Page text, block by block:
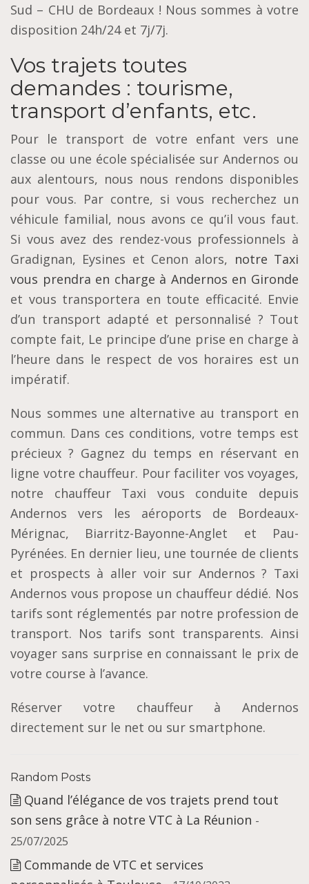
Sud – CHU de Bordeaux ! Nous sommes à votre
disposition 24h/24 et 7j/7j.
Vos trajets toutes
demandes : tourisme,
transport d’enfants, etc.
Pour le transport de votre enfant vers une
classe ou une école spécialisée sur Andernos ou
aux alentours, nous nous rendons disponibles
pour vous. Par contre, si vous recherchez un
véhicule familial, nous avons ce qu’il vous faut.
Si vous avez des rendez-vous professionnels à
Gradignan, Eysines et Cenon alors, notre Taxi
vous prendra en charge à Andernos en Gironde
et vous transportera en toute efficacité. Envie
d’un transport adapté et personnalisé ? Tout
compte fait, Le principe d’une prise en charge à
l’heure dans le respect de vos horaires est un
impératif.
Nous sommes une alternative au transport en
commun. Dans ces conditions, votre temps est
précieux ? Gagnez du temps en réservant en
ligne votre chauffeur. Pour faciliter vos voyages,
notre chauffeur Taxi vous conduite depuis
Andernos vers les aéroports de Bordeaux-
Mérignac, Biarritz-Bayonne-Anglet et Pau-
Pyrénées. En dernier lieu, une tournée de clients
et prospects à aller voir sur Andernos ? Taxi
Andernos vous propose un chauffeur dédié. Nos
tarifs sont réglementés par notre profession de
transport. Nos tarifs sont transparents. Ainsi
voyager sans surprise en connaissant le prix de
votre course à l’avance.
Réserver votre chauffeur à Andernos
directement sur le net ou sur smartphone.
Random Posts
Quand l’élégance de vos trajets prend tout
son sens grâce à notre VTC à La Réunion -
25/07/2025
Commande de VTC et services